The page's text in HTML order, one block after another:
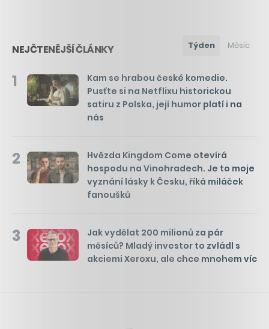
NEJČTENĚJŠÍ ČLÁNKY Týden Měsíc
1
Kam se hrabou české komedie.
Pusťte si na Netflixu historickou
satiru z Polska, její humor platí i na
nás
2
Hvězda Kingdom Come otevírá
hospodu na Vinohradech. Je to moje
vyznání lásky k Česku, říká miláček
fanoušků
3
Jak vydělat 200 milionů za pár
měsíců? Mladý investor to zvládl s
akciemi Xeroxu, ale chce mnohem víc